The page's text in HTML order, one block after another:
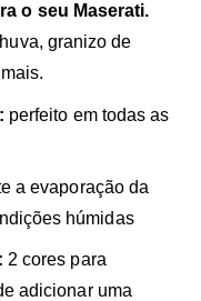
o seu Maserati.
granizo de
perfeito em todas as
a evaporação da
húmidas
2 cores para
adicionar uma